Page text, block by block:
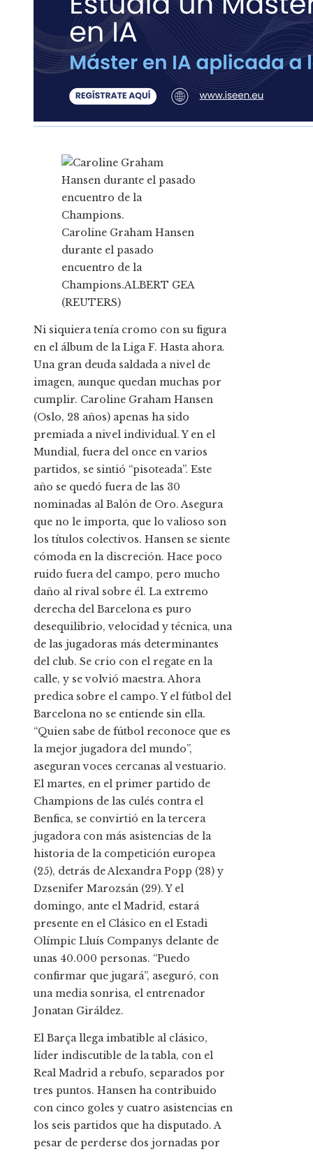
Caroline Graham Hansen
durante el pasado
encuentro de la
Champions.ALBERT GEA
(REUTERS)
Ni siquiera tenía cromo con su figura
en el álbum de la Liga F. Hasta ahora.
Una gran deuda saldada a nivel de
imagen, aunque quedan muchas por
cumplir. Caroline Graham Hansen
(Oslo, 28 años) apenas ha sido
premiada a nivel individual. Y en el
Mundial, fuera del once en varios
partidos, se sintió “pisoteada”. Este
año se quedó fuera de las 30
nominadas al Balón de Oro. Asegura
que no le importa, que lo valioso son
los títulos colectivos. Hansen se siente
cómoda en la discreción. Hace poco
ruido fuera del campo, pero mucho
daño al rival sobre él. La extremo
derecha del Barcelona es puro
desequilibrio, velocidad y técnica, una
de las jugadoras más determinantes
del club. Se crio con el regate en la
calle, y se volvió maestra. Ahora
predica sobre el campo. Y el fútbol del
Barcelona no se entiende sin ella.
“Quien sabe de fútbol reconoce que es
la mejor jugadora del mundo”,
aseguran voces cercanas al vestuario.
El martes, en el primer partido de
Champions de las culés contra el
Benfica, se convirtió en la tercera
jugadora con más asistencias de la
historia de la competición europea
(25), detrás de Alexandra Popp (28) y
Dzsenifer Marozsán (29). Y el
domingo, ante el Madrid, estará
presente en el Clásico en el Estadi
Olímpic Lluís Companys delante de
unas 40.000 personas. “Puedo
confirmar que jugará”, aseguró, con
una media sonrisa, el entrenador
Jonatan Giráldez.
El Barça llega imbatible al clásico,
líder indiscutible de la tabla, con el
Real Madrid a rebufo, separados por
tres puntos. Hansen ha contribuido
con cinco goles y cuatro asistencias en
los seis partidos que ha disputado. A
pesar de perderse dos jornadas por